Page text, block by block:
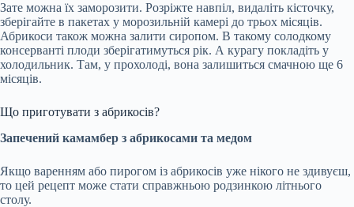
Зате можна їх заморозити. Розріжте навпіл, видаліть кісточку,
зберігайте в пакетах у морозильній камері до трьох місяців.
Абрикоси також можна залити сиропом. В такому солодкому
консерванті плоди зберігатимуться рік. А курагу покладіть у
холодильник. Там, у прохолоді, вона залишиться смачною ще 6
місяців.
Що приготувати з абрикосів?
Запечений камамбер з абрикосами та медом
Якщо варенням або пирогом із абрикосів уже нікого не здивуєш,
то цей рецепт може стати справжньою родзинкою літнього
столу.